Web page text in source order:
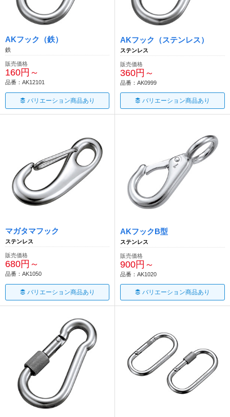
AKフック（鉄）
鉄
販売価格
160円～
品番：AK12101
バリエーション商品あり
AKフック（ステンレス）
ステンレス
販売価格
360円～
品番：AK0999
バリエーション商品あり
マガタマフック
ステンレス
販売価格
680円～
品番：AK1050
バリエーション商品あり
AKフックB型
ステンレス
販売価格
900円～
品番：AK1020
バリエーション商品あり